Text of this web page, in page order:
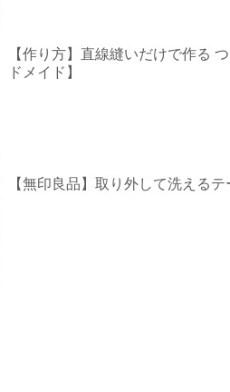
【作り方】直線縫いだけで作る
ドメイド】
【無印良品】取り外して洗える